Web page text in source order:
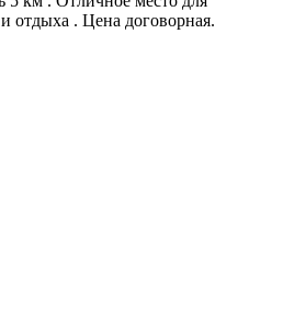
отдыха . Цена договорная.